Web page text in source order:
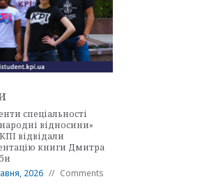
спеціальності
відносини»
відвідали
книги Дмитра
2026
Comments